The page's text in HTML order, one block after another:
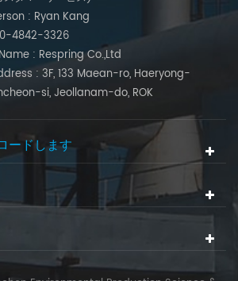
: Ryan Kang
4842-3326
: Respring Co.,Ltd
: 3F, 133 Maean-ro, Haeryong-
si, Jeollanam-do, ROK
ードします